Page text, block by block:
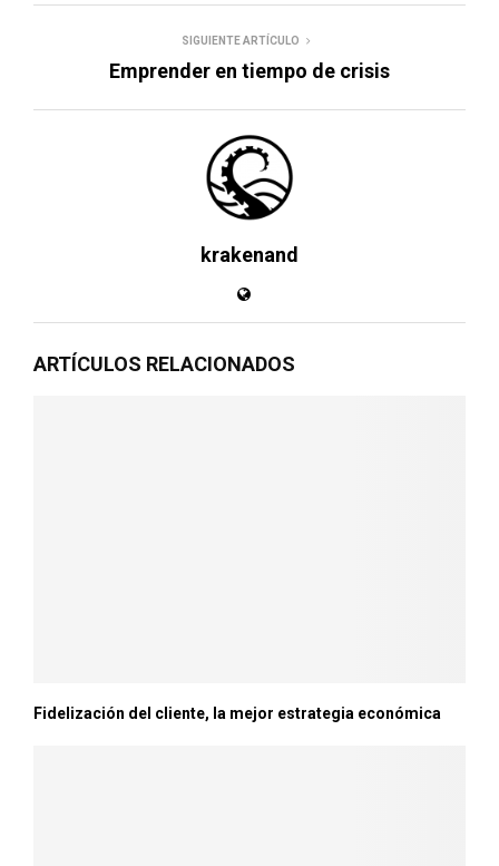
SIGUIENTE ARTÍCULO
Emprender en tiempo de crisis
krakenand
ARTÍCULOS RELACIONADOS
Fidelización del cliente, la mejor estrategia económica